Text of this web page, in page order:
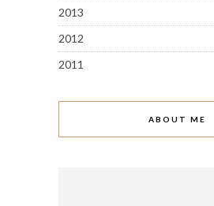
2013
2012
2011
ABOUT ME